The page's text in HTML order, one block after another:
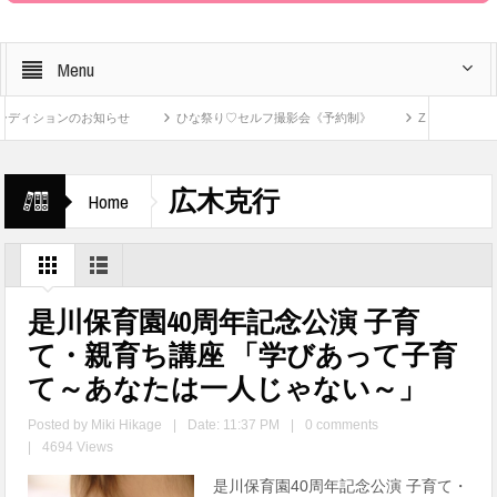
Menu
ションのお知らせ ひな祭り♡セルフ撮影会《予約制》 ZOOMで繋がる
Home 広木克行
是川保育園40周年記念公演 子育
て・親育ち講座 「学びあって子育
て～あなたは一人じゃない～」
Posted by Miki Hikage Date: 11:37 PM
0 comments
4694 Views
是川保育園40周年記念公演 子育て・